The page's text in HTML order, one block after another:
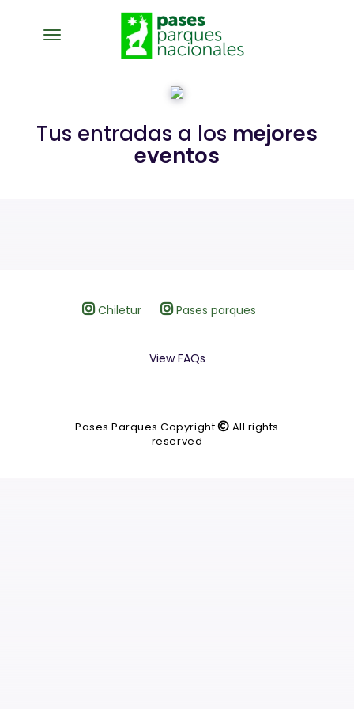
toggle navigation
Tus entradas a los mejores
eventos
Chiletur Pases parques
View FAQs
Pases Parques Copyright
All rights
reserved